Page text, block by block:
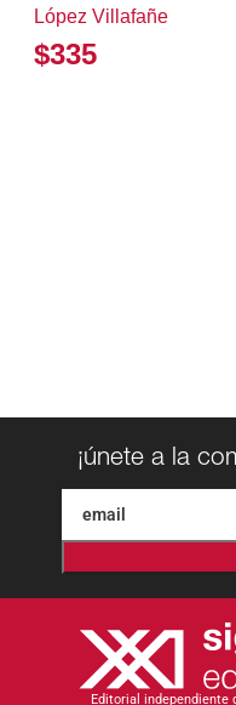
López Villafañe
$335
¡únete a la
Editorial independiente